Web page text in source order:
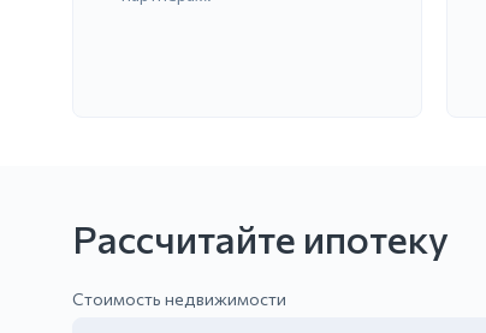
Рассчитайте ипотеку
Стоимость недвижимости